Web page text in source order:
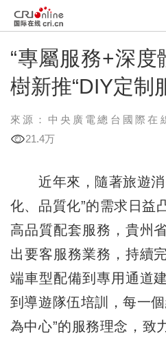
“專屬服務+深度
樹新推“DIY定制
來源：中央廣電總台國際在
21.4万
近年來，隨著旅遊消
化、品質化”的需求日益
高品質配套服務，貴州
出要客服務業務，持續
端車型配備到專用通道
到導遊隊伍培訓，每一
為中心”的服務理念，致